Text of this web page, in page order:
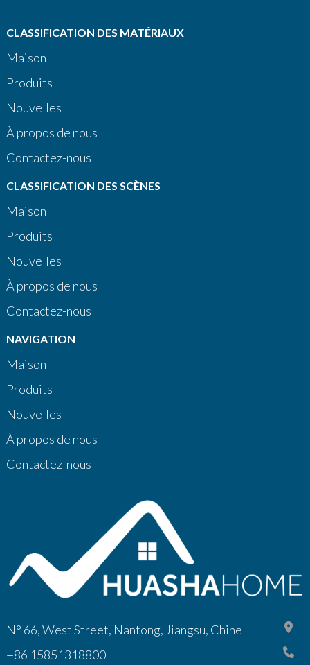
CLASSIFICATION DES MATÉRIAUX
Maison
Produits
Nouvelles
À propos de nous
Contactez-nous
CLASSIFICATION DES SCÈNES
Maison
Produits
Nouvelles
À propos de nous
Contactez-nous
NAVIGATION
Maison
Produits
Nouvelles
À propos de nous
Contactez-nous
N° 66, West Street, Nantong, Jiangsu, Chine
+86 15851318800